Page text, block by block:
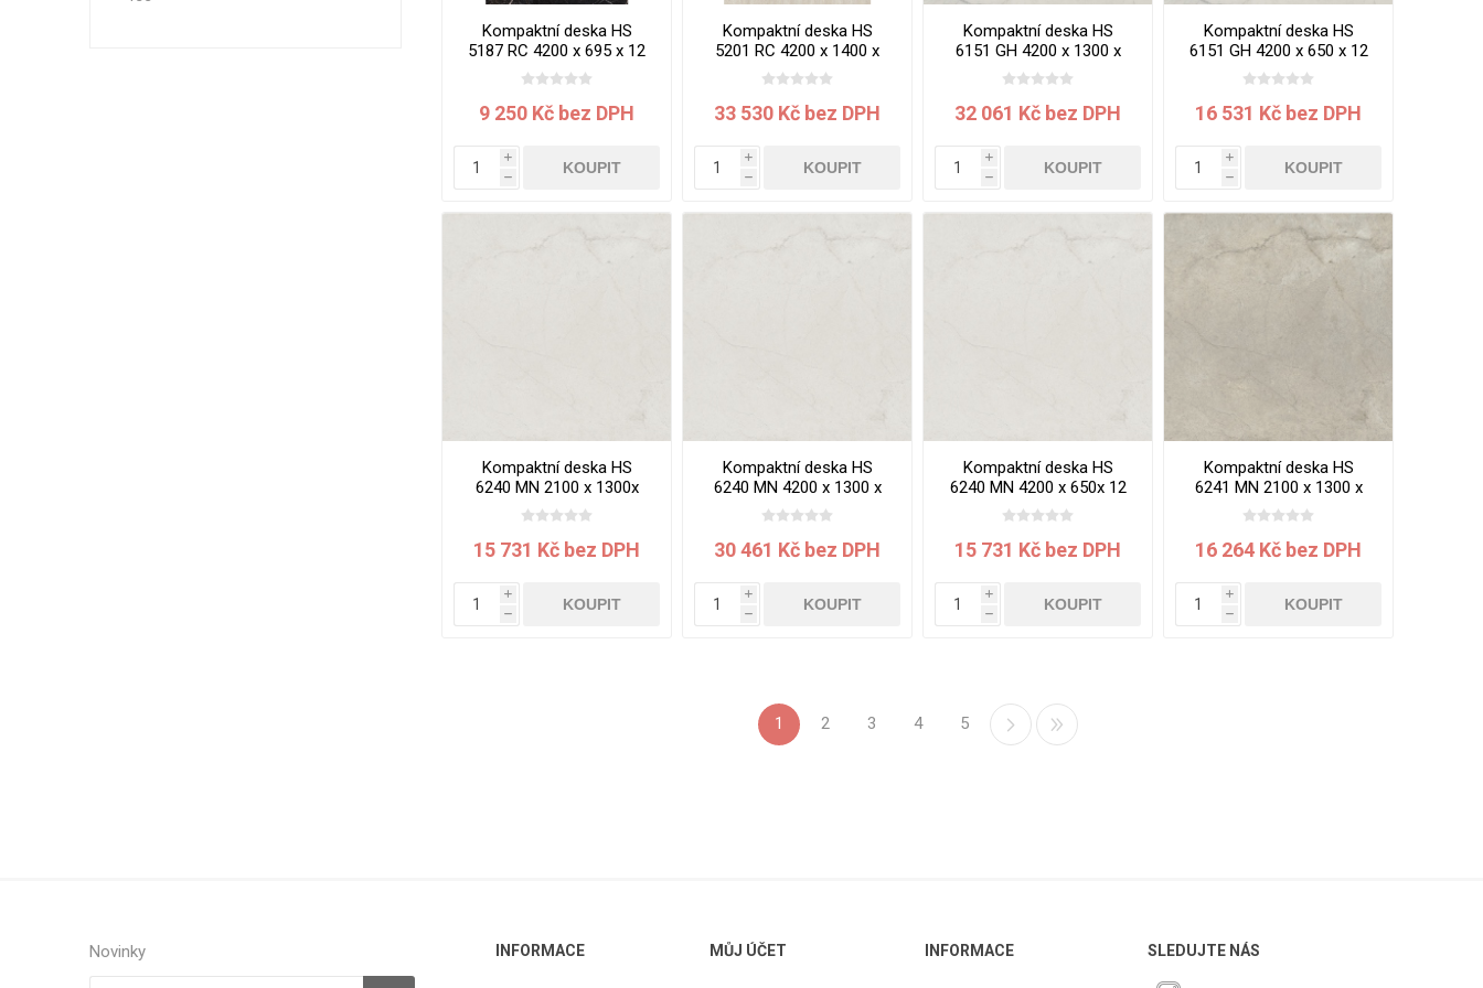
Kompaktní deska HS
5187 RC 4200 x 695 x 12
mm Mramor Efes jádro
9 250 Kč bez DPH
i
h
KOUPIT
Kompaktní deska HS
5201 RC 4200 x 1400 x
12 mm jádro krémové
33 530 Kč bez DPH
i
h
KOUPIT
Kompaktní deska HS
6151 GH 4200 x 1300 x
12 mm Mramor Lasa
32 061 Kč bez DPH
i
h
KOUPIT
Kompaktní deska HS
6151 GH 4200 x 650 x 12
mm Mramor Lasa jádro
16 531 Kč bez DPH
i
h
KOUPIT
Kompaktní deska HS
6240 MN 2100 x 1300x
12 mm Maldon jádro bílé
15 731 Kč bez DPH
i
h
KOUPIT
Kompaktní deska HS
6240 MN 4200 x 1300 x
12 mm Maldon jádro bílé
30 461 Kč bez DPH
i
h
KOUPIT
Kompaktní deska HS
6240 MN 4200 x 650x 12
mm Maldon jádro bílé
15 731 Kč bez DPH
i
h
KOUPIT
Kompaktní deska HS
6241 MN 2100 x 1300 x
12 mm Arcosa jádro
16 264 Kč bez DPH
i
h
KOUPIT
1 2 3 4 5
Novinky INFORMACE MŮJ ÚČET INFORMACE SLEDUJTE NÁS